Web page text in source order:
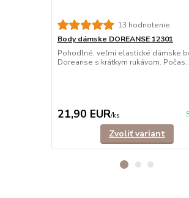
13 hodnotenie
Body dámske DOREANSE 12301
Pohodlné, veľmi elastické dámske
Doreanse s krátkym rukávom.
21,90 EUR/ks
Zvoliť variant